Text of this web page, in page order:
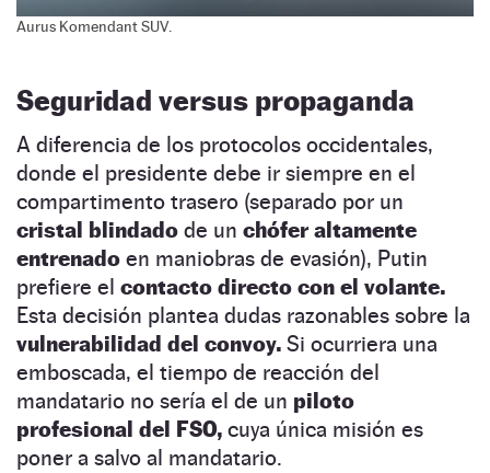
Aurus Komendant SUV.
Seguridad versus propaganda
A diferencia de los protocolos occidentales,
donde el presidente debe ir siempre en el
compartimento trasero (separado por un
cristal blindado de un chófer altamente
entrenado en maniobras de evasión), Putin
prefiere el contacto directo con el volante.
Esta decisión plantea dudas razonables sobre la
vulnerabilidad del convoy. Si ocurriera una
emboscada, el tiempo de reacción del
mandatario no sería el de un piloto
profesional del FSO, cuya única misión es
poner a salvo al mandatario.